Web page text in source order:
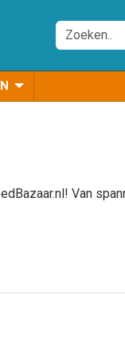
Van